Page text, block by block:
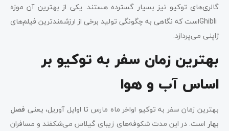
گالری‌های توکیو نیز بسیار گسترده هستند. یکی از بهترین آن ‌موزه
Ghibliاست که نگاهی به چگونگی تولید برخی از ارزشمندترین فیلم‌های
ژاپنی می‌پردازد.
بهترین زمان سفر به توکیو بر
اساس آب ‌‌و هوا
بهترین زمان سفر به توکیو اواخر ماه مارس تا اوایل آوریل، یعنی فصل
بهار است. در این مدت شکوفه‌های زیبای گیلاس می‌شکفند و مسافران